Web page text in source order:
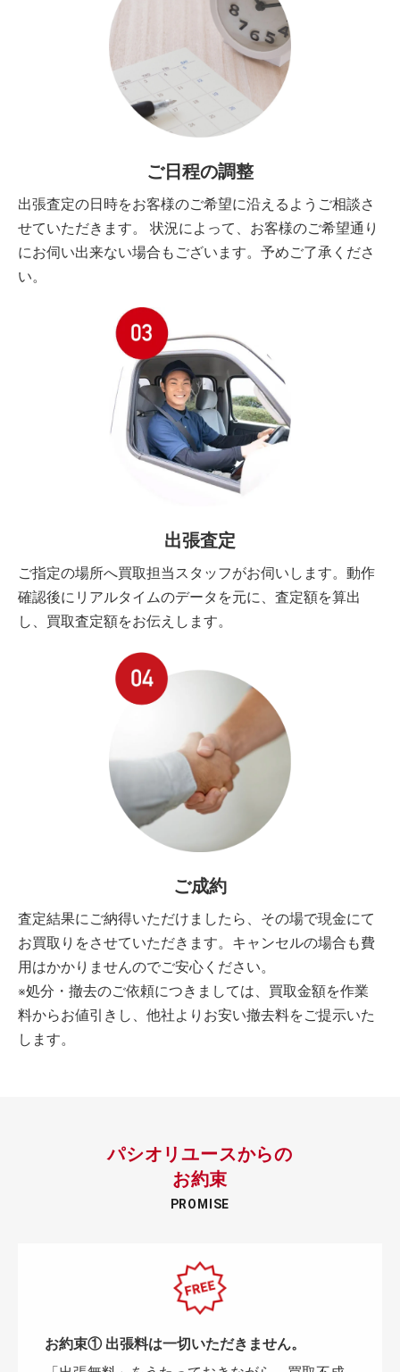
ご日程の調整
出張査定の日時をお客様のご希望に沿えるようご相談さ
せていただきます。 状況によって、お客様のご希望通り
にお伺い出来ない場合もございます。予めご了承くださ
い。
出張査定
ご指定の場所へ買取担当スタッフがお伺いします。動作
確認後にリアルタイムのデータを元に、査定額を算出
し、買取査定額をお伝えします。
ご成約
査定結果にご納得いただけましたら、その場で現金にて
お買取りをさせていただきます。キャンセルの場合も費
用はかかりませんのでご安心ください。
※処分・撤去のご依頼につきましては、買取金額を作業
料からお値引きし、他社よりお安い撤去料をご提示いた
します。
パシオリユースからの
お約束
PROMISE
お約束① 出張料は一切いただきません。